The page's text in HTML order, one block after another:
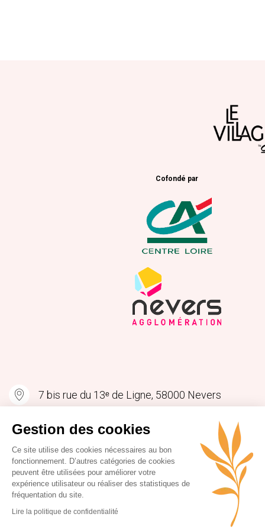
Cofondé par
7 bis rue du 13ᵉ de Ligne, 58000 Nevers
contact@levillagebycanevers.com
Mentions légales
Gestion des cookies
Ce site utilise des cookies nécessaires au bon
fonctionnement. D’autres catégories de cookies
peuvent être utilisées pour améliorer votre
expérience utilisateur ou réaliser des statistiques de
fréquentation du site.
Lire la politique de confidentialité